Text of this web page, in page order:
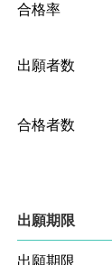
合格率
出願者数
合格者数
出願期限
出願期限